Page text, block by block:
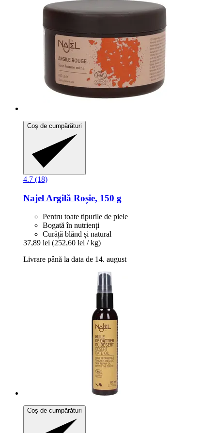
Coș de cumpărături
4.7 (18)
Najel Argilă Roșie, 150 g
Pentru toate tipurile de piele
Bogată în nutrienți
Curăță blând și natural
37,89 lei (252,60 lei / kg)
Livrare până la data de 14. august
Coș de cumpărături